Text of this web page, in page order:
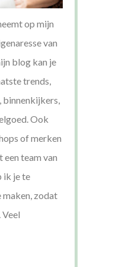
op mijn
van
blog kan je
trends,
Ook
of merken
een team van
ik je te
maken, zodat